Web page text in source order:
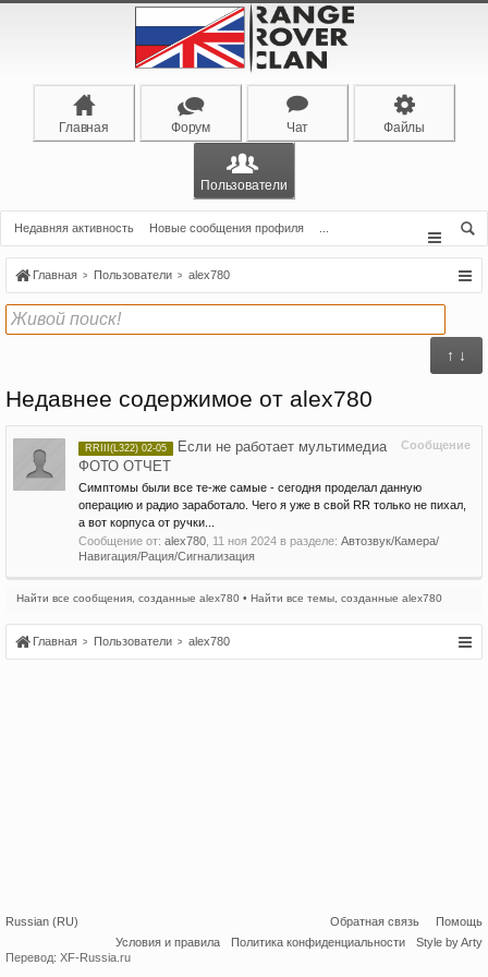
Главная Форум Чат Файлы
Пользователи
Недавняя активность Новые сообщения профиля
Главная Пользователи alex780
↑ ↓
Недавнее содержимое от alex780
Сообщение
RRIII(L322) 02-05
Если не работает мультимедиа
ФОТО ОТЧЕТ
Симптомы были все те-же самые - сегодня проделал данную
операцию и радио заработало. Чего я уже в свой RR только не пихал,
а вот корпуса от ручки...
Сообщение от: alex780 11 ноя 2024 в разделе: Автозвук/Камера/
Навигация/Рация/Сигнализация
Найти все сообщения, созданные alex780 Найти все темы, созданные alex780
Главная Пользователи alex780
Russian (RU) Обратная связь
Помощь
Условия и правила
Политика конфиденциальности
Style by Arty
Перевод: XF-Russia.ru